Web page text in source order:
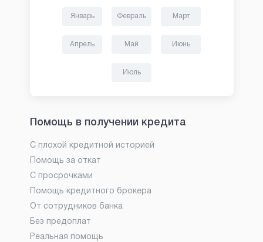
Январь Февраль Март
Апрель Май Июнь
Июль
Помощь в получении кредита
С плохой кредитной историей
Помощь за откат
С просрочками
Помощь кредитного брокера
От сотрудников банка
Без предоплат
Реальная помощь